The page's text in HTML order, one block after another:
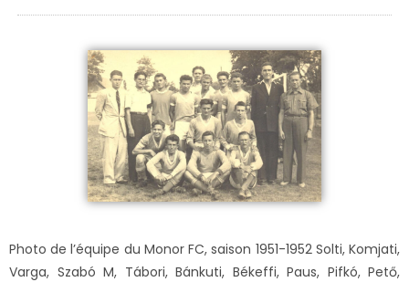
Photo de l’équipe du Monor FC, saison 1951-1952 Solti, Komjati,
Varga, Szabó M, Tábori, Bánkuti, Békeffi, Paus, Pifkó, Pető,